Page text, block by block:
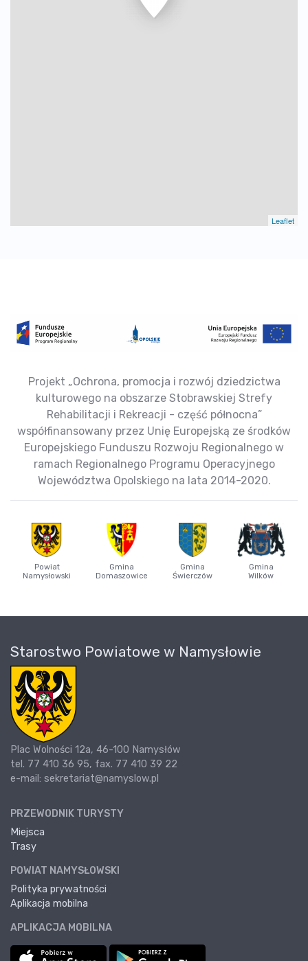
Leaflet
Projekt „Ochrona, promocja i rozwój dziedzictwa
kulturowego na obszarze Stobrawskiej Strefy
Rehabilitacji i Rekreacji - część północna”
współfinansowany przez Unię Europejską ze środków
Europejskiego Funduszu Rozwoju Regionalnego w
ramach Regionalnego Programu Operacyjnego
Województwa Opolskiego na lata 2014-2020.
Powiat
Namysłowski
Gmina
Domaszowice
Gmina
Świerczów
Gmina
Wilków
Starostwo Powiatowe w Namysłowie
Plac Wolności 12a, 46-100 Namysłów
tel. 77 410 36 95, fax. 77 410 39 22
e-mail: sekretariat@namyslow.pl
PRZEWODNIK TURYSTY
Miejsca
Trasy
POWIAT NAMYSŁOWSKI
Polityka prywatności
Aplikacja mobilna
APLIKACJA MOBILNA